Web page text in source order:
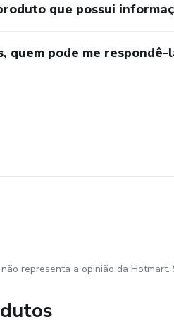
que possui
quem pode me respondê-
representa a opinião da Hotmart.